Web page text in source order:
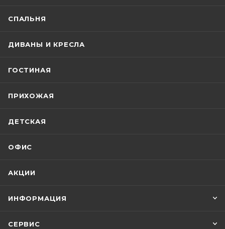
СПАЛЬНЯ
ДИВАНЫ И КРЕСЛА
ГОСТИНАЯ
ПРИХОЖАЯ
ДЕТСКАЯ
ОФИС
АКЦИИ
ИНФОРМАЦИЯ
СЕРВИС